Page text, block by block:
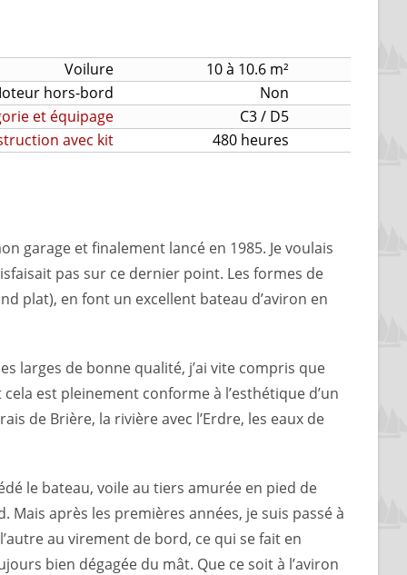
Voilure
10 à 10.6 m²
hors-bord
Non
et équipage
C3 / D5
avec kit 480 heures
garage et finalement lancé en 1985. Je voulais
pas sur ce dernier point. Les formes de
plat), en font un excellent bateau d’aviron en
larges de bonne qualité, j’ai vite compris que
est pleinement conforme à l’esthétique d’un
de Brière, la rivière avec l’Erdre, les eaux de
le bateau, voile au tiers amurée en pied de
Mais après les premières années, je suis passé à
au virement de bord, ce qui se fait en
bien dégagée du mât. Que ce soit à l’aviron